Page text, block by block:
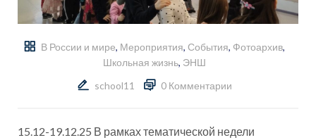
В России и мире, Мероприятия, События, Фотоархив,
Школьная жизнь, ЭНШ
school11
0 Комментарии
15.12-19.12.25 В рамках тематической недели